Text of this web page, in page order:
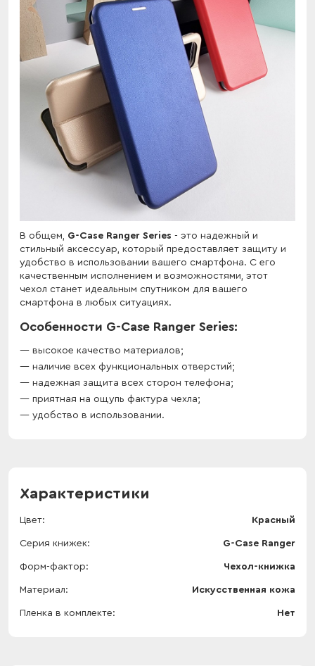
В общем, G-Case Ranger Series - это надежный и
стильный аксессуар, который предоставляет защиту и
удобство в использовании вашего смартфона. С его
качественным исполнением и возможностями, этот
чехол станет идеальным спутником для вашего
смартфона в любых ситуациях.
Особенности G-Case Ranger Series:
высокое качество материалов;
наличие всех функциональных отверстий;
надежная защита всех сторон телефона;
приятная на ощупь фактура чехла;
удобство в использовании.
Характеристики
Цвет Красный
Серия книжек G-Case Ranger
Форм-фактор Чехол-книжка
Материал Искусственная кожа
Пленка в комплекте Нет